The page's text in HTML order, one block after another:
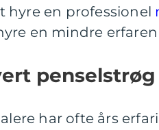
hyre en professionel
en mindre
penselstrøg
har ofte års